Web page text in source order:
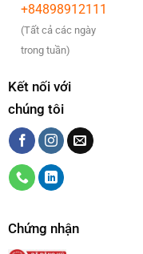
+84898912111
(Tất cả các ngày
trong tuần)
Kết nối với
chúng tôi
Chứng nhận